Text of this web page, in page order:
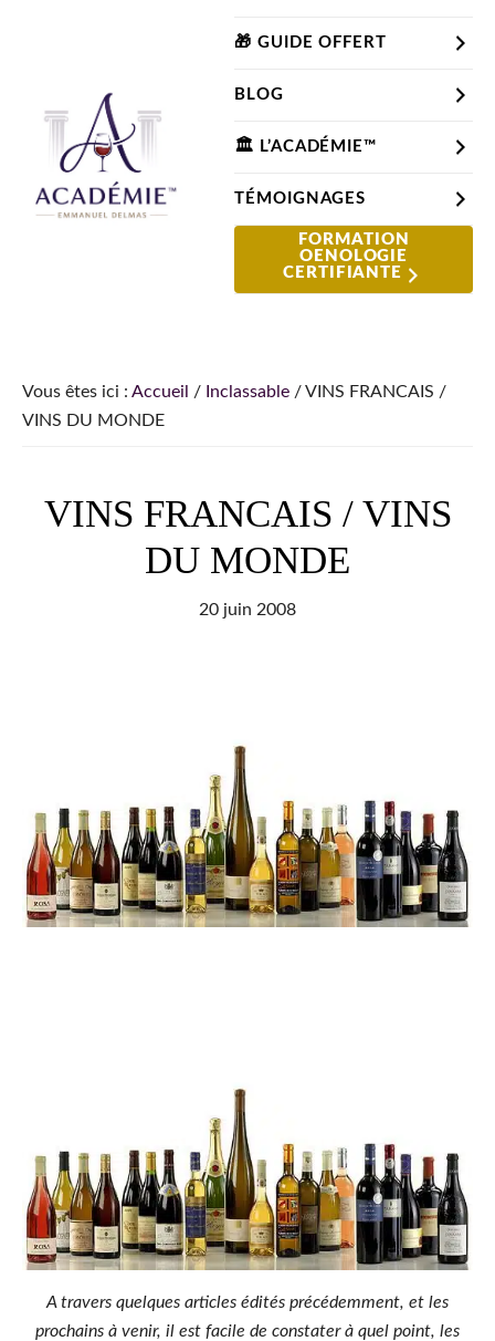
principale
comprendre
le
2005
🎁 GUIDE OFFERT
BLOG
🏛️ L’ACADÉMIE™
TÉMOIGNAGES
FORMATION
OENOLOGIE
CERTIFIANTE
Vous êtes ici : Accueil / Inclassable /VINS FRANCAIS /
VINS DU MONDE
VINS FRANCAIS / VINS
DU MONDE
20 juin 2008
A travers quelques articles édités précédemment, et les
prochains à venir, il est facile de constater à quel point, les